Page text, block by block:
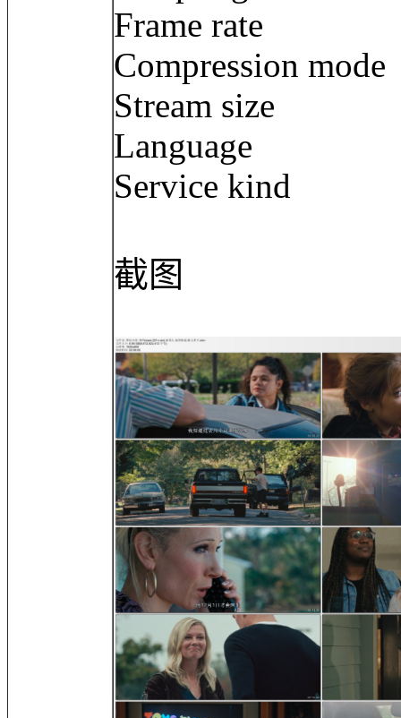
Frame rate :
Compression
Stream size :
Language
Service kind :
截图